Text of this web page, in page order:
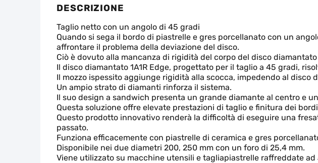
DESCRIZIONE
Taglio netto con un angolo di 45 gradi
Quando si sega il bordo di piastrelle e gres porcellanato con un
affrontare il problema della deviazione del disco.
Ciò è dovuto alla mancanza di rigidità del corpo del disco
Il disco diamantato 1A1R Edge, progettato per il taglio a 45 gradi,
Il mozzo ispessito aggiunge rigidità alla scocca, impedendo al disco
Un ampio strato di diamanti rinforza il sistema.
Il suo design a sandwich presenta un grande diamante al centro e
Questa soluzione offre elevate prestazioni di taglio e finitura dei
Questo prodotto innovativo renderà la difficoltà di eseguire una
passato.
Funziona efficacemente con piastrelle di ceramica e gres
Disponibile nei due diametri 200, 250 mm con un foro di 25,4 mm.
Viene utilizzato su macchine utensili e tagliapiastrelle raffreddate ad